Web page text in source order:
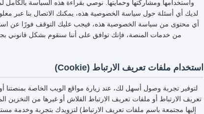
واستخدامها ومشاركتها وحمايتها. نوصي بقراءة هذه السياسة
لديك أي أسئلة حول سياسة الخصوصية هذه، يمكنك الاتصال بنا عبر
أي محتوى من سياسة الخصوصية هذه، فيجب عليك التوقف فورًا عن
من خدمات المنصة، فإنك توافق على أننا سنقوم بشكل قانوني
استخدام ملفات تعريف الارتباط (Cookie)
لتوفير تجربة وصول أسهل لك، عند زيارة مواقع الويب الخاصة
تعريف الارتباط أو ملفات تعريف الارتباط الفلاش أو غيرها من التخزين
إليها مجتمعة باسم ملفات تعريف الارتباط) لتزويدك بتجربة وخدمة